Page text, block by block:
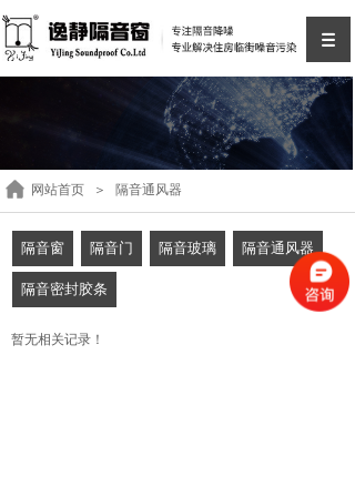
网站首页 ＞ 隔音通风器
隔音窗 隔音门 隔音玻璃 隔音通风器
隔音密封胶条
暂无相关记录！